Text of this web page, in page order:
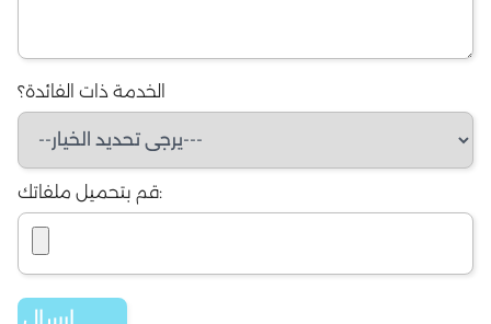
الخدمة ذات الفائدة؟
قم بتحميل ملفاتك: